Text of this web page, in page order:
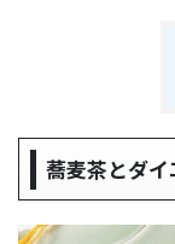
蕎麦茶とダ